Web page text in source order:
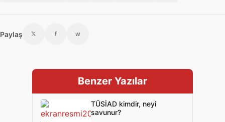
Paylaş 𝕏 f w
Benzer Yazılar
TÜSİAD kimdir, neyi
savunur?